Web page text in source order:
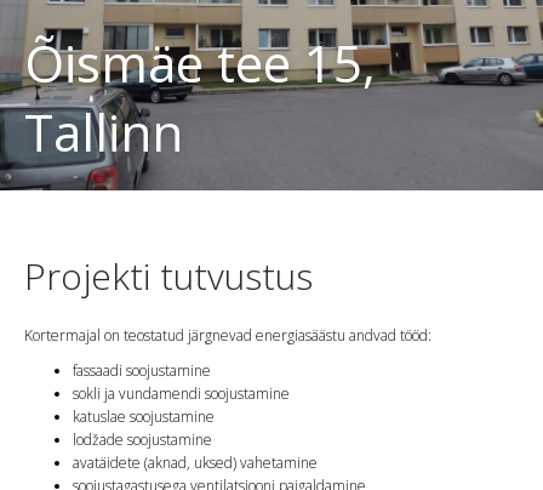
Õismäe tee 15,
Tallinn
Projekti tutvustus
Kortermajal on teostatud järgnevad energiasäästu andvad tööd:
fassaadi soojustamine
sokli ja vundamendi soojustamine
katuslae soojustamine
lodžade soojustamine
avatäidete (aknad, uksed) vahetamine
soojustagastusega ventilatsiooni paigaldamine